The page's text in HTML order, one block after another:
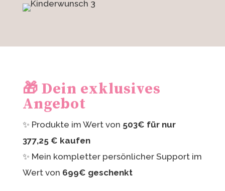
🎁 Dein exklusives
Angebot
✨ Produkte im Wert von 503€ für nur
377,25 € kaufen
✨ Mein kompletter persönlicher Support im
Wert von 699€ geschenkt